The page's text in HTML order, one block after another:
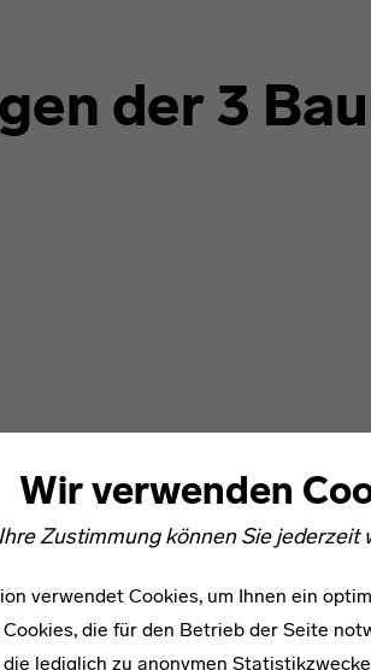
Wir verwenden
Ihre Zustimmung können Sie jederzeit
verwendet Cookies, um Ihnen ein
die für den Betrieb der Seite
lediglich zu anonymen
der 3